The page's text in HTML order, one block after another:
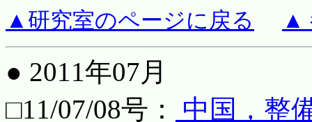
▲研究室のページに戻る ▲
● 2011年07月
□11/07/08号：
中国，整